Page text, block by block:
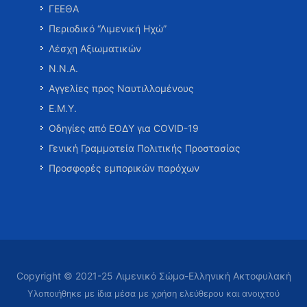
ΓΕΕΘΑ
Περιοδικό “Λιμενική Ηχώ”
Λέσχη Αξιωματικών
Ν.Ν.Α.
Αγγελίες προς Ναυτιλλομένους
Ε.Μ.Υ.
Οδηγίες από ΕΟΔΥ για COVID-19
Γενική Γραμματεία Πολιτικής Προστασίας
Προσφορές εμπορικών παρόχων
Copyright © 2021-25 Λιμενικό Σώμα-Ελληνική Ακτοφυλακή
Υλοποιήθηκε με ίδια μέσα με χρήση ελεύθερου και ανοιχτού